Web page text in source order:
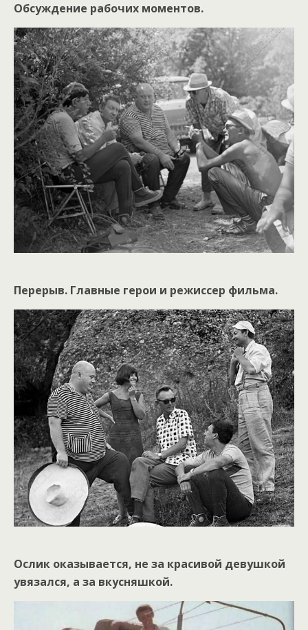
Обсуждение рабочих моментов.
Перерыв. Главные герои и режиссер фильма.
Ослик оказывается, не за красивой девушкой
увязался, а за вкусняшкой.